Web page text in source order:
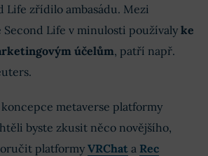
Life zřídilo ambasádu. Mezi
Life v minulosti používalyke
účelům, patří např.
koncepce metaverse platformy
byste zkusit něco novějšího,
platformyVRChat a Rec